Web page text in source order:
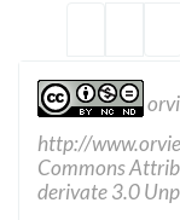
http://
Commons
derivate 3.0